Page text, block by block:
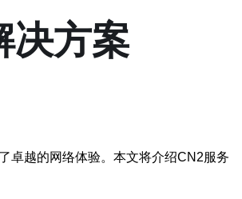
决方案
卓越的网络体验。本文将介绍CN2服务